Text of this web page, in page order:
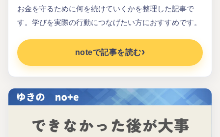
お金を守るために何を続けていくかを整理した記事で
す。学びを実際の行動につなげたい方におすすめです。
noteで記事を読む